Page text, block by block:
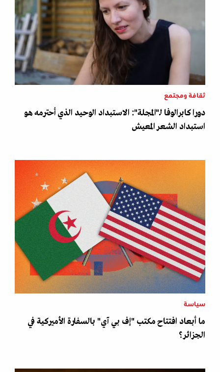
ثقافة ومجتمع
دورا كابرالوفا لـ"المجلة": الاستبداد الوحيد الذي أحترمه هو
استبداد الشعر المعيش
سياسة
ما أبعاد افتتاح مكتب "إف بي آي" بالسفارة الأميركية في
الجزائر؟